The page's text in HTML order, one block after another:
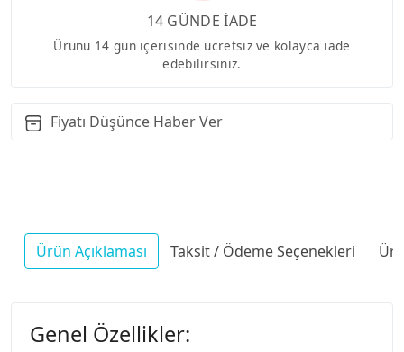
14 GÜNDE İADE
Ürünü 14 gün içerisinde ücretsiz ve kolayca iade
edebilirsiniz.
Fiyatı Düşünce Haber Ver
Ürün Açıklaması Taksit / Ödeme Seçenekleri
Genel Özellikler: